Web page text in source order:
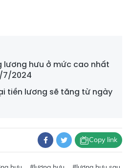
lương hưu ở mức cao nhất
7/2024
tiền lương sẽ tăng từ ngày
Copy link